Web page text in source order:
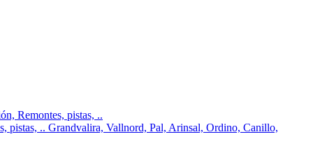
Remontes, pistas, ..
pistas, .. Grandvalira, Vallnord, Pal, Arinsal, Ordino, Canillo,